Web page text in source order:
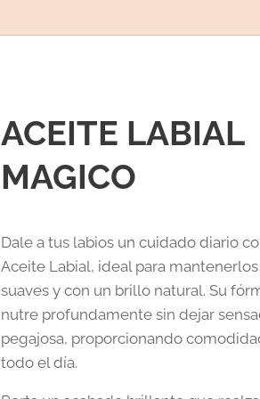
ACEITE LABIAL
MAGICO
Dale a tus labios un cuidado diario
Aceite Labial, ideal para
suaves y con un brillo natural. Su
nutre profundamente sin dejar
pegajosa, proporcionando
todo el día.